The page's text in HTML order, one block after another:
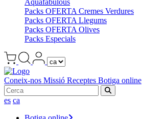
Packs OFERTA Cremes Verdures
Packs OFERTA Llegums
Packs OFERTA Olives
Packs Especials
Coneix-nos Missió Receptes Botiga online
es ca